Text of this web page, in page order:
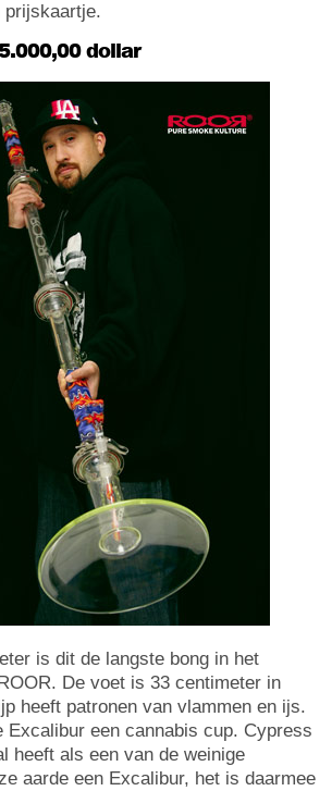
prijskaartje.
dollar
is dit de langste bong in het
De voet is 33 centimeter in
heeft patronen van vlammen en ijs.
Excalibur een cannabis cup. Cypress
heeft als een van de weinige
aarde een Excalibur, het is daarmee